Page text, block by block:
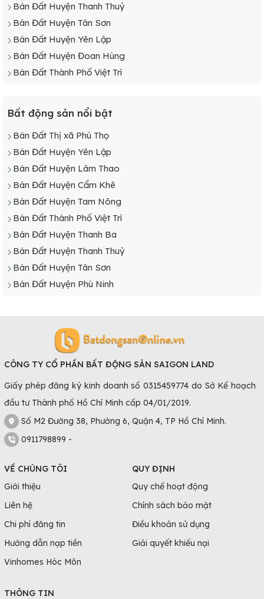
Bán Đất Huyện Thanh Thuỷ
Bán Đất Huyện Tân Sơn
Bán Đất Huyện Yên Lập
Bán Đất Huyện Đoan Hùng
Bán Đất Thành Phố Việt Trì
Bất động sản nổi bật
Bán Đất Thị xã Phú Thọ
Bán Đất Huyện Yên Lập
Bán Đất Huyện Lâm Thao
Bán Đất Huyện Cẩm Khê
Bán Đất Huyện Tam Nông
Bán Đất Thành Phố Việt Trì
Bán Đất Huyện Thanh Ba
Bán Đất Huyện Thanh Thuỷ
Bán Đất Huyện Tân Sơn
Bán Đất Huyện Phù Ninh
CÔNG TY CỔ PHẦN BẤT ĐỘNG SẢN SAIGON LAND
Giấy phép đăng ký kinh doanh số 0315459774 do Sở Kế hoạch
đầu tư Thành phố Hồ Chí Minh cấp 04/01/2019.
Số M2 Đường 38, Phường 6, Quận 4, TP Hồ Chí Minh.
0911798899 -
VỀ CHÚNG TÔI
Giới thiệu
Liên hệ
Chi phí đăng tin
Hướng dẫn nạp tiền
Vinhomes Hóc Môn
QUY ĐỊNH
Quy chế hoạt động
Chính sách bảo mật
Điều khoản sử dụng
Giải quyết khiếu nại
THÔNG TIN